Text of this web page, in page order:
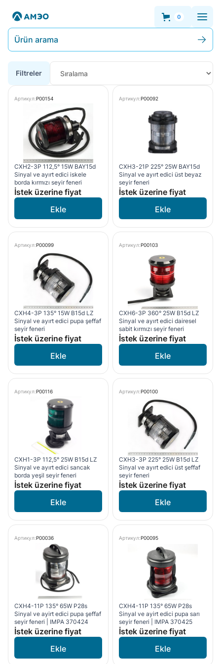
0
Ürün arama
Filtreler
Артикул:P00154
CXH2-3P 112,5° 15W BAY15d
Sinyal ve ayırt edici iskele
borda kırmızı seyir feneri
İstek üzerine fiyat
Артикул:P00092
CXH3-21P 225° 25W BAY15d
Sinyal ve ayırt edici üst beyaz
seyir feneri
İstek üzerine fiyat
Артикул:P00099
CXH4-3P 135° 15W B15d LZ
Sinyal ve ayırt edici pupa şeffaf
seyir feneri
İstek üzerine fiyat
Артикул:P00103
CXH6-3P 360° 25W B15d LZ
Sinyal ve ayırt edici dairesel
sabit kırmızı seyir feneri
İstek üzerine fiyat
Артикул:P00116
CXH1-3P 112,5° 25W B15d LZ
Sinyal ve ayırt edici sancak
borda yeşil seyir feneri
İstek üzerine fiyat
Артикул:P00100
CXH3-3P 225° 25W B15d LZ
Sinyal ve ayırt edici üst şeffaf
seyir feneri
İstek üzerine fiyat
Артикул:P00036
CXH4-11P 135° 65W P28s
Sinyal ve ayirt edici pupa şeffaf
seyir feneri | IMPA 370424
İstek üzerine fiyat
Артикул:P00095
CXH4-11P 135° 65W P28s
Sinyal ve ayirt edici pupa sarı
seyir feneri | IMPA 370425
İstek üzerine fiyat